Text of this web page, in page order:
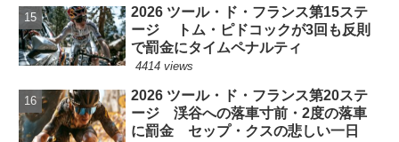
2026 ツール・ド・フランス第15ステ
ージ トム・ピドコックが3回も反則
で罰金にタイムペナルティ
4414 views
2026 ツール・ド・フランス第20ステ
ージ 渓谷への落車寸前・2度の落車
に罰金 セップ・クスの悲しい一日